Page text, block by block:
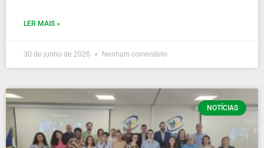
LER MAIS »
30 de junho de 2026 Nenhum comentário
NOTÍCIAS